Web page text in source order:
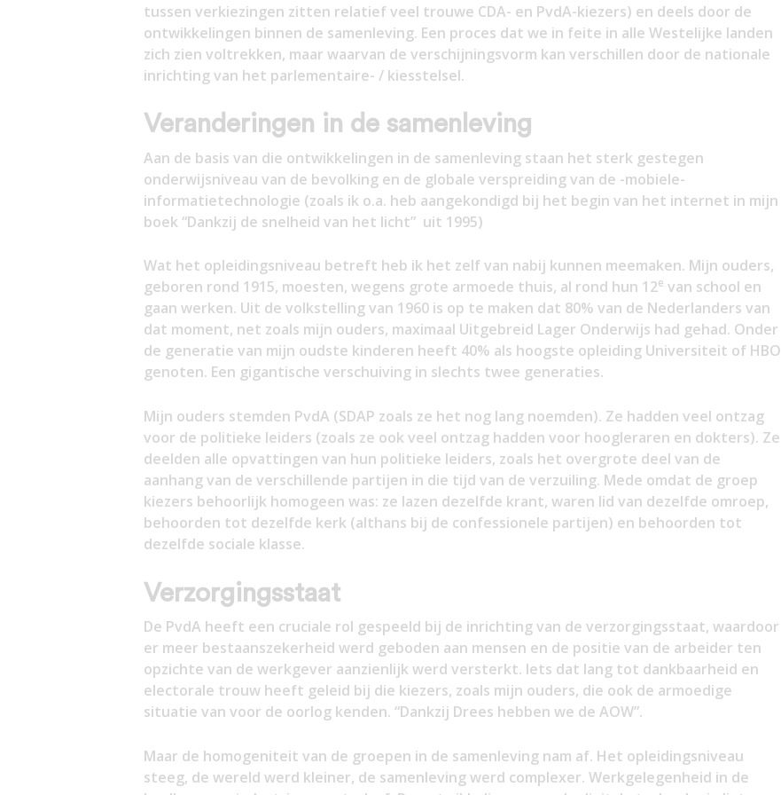
tussen verkiezingen zitten relatief veel trouwe CDA- en PvdA-kiezers) en deels door de
ontwikkelingen binnen de samenleving. Een proces dat we in feite in alle Westelijke landen
zich zien voltrekken, maar waarvan de verschijningsvorm kan verschillen door de nationale
inrichting van het parlementaire- / kiesstelsel.
Veranderingen in de samenleving
Aan de basis van die ontwikkelingen in de samenleving staan het sterk gestegen
onderwijsniveau van de bevolking en de globale verspreiding van de -mobiele-
informatietechnologie (zoals ik o.a. heb aangekondigd bij het begin van het internet in mijn
boek “Dankzij de snelheid van het licht” uit 1995)
Wat het opleidingsniveau betreft heb ik het zelf van nabij kunnen meemaken. Mijn ouders,
geboren rond 1915, moesten, wegens grote armoede thuis, al rond hun 12e van school en
gaan werken. Uit de volkstelling van 1960 is op te maken dat 80% van de Nederlanders van
dat moment, net zoals mijn ouders, maximaal Uitgebreid Lager Onderwijs had gehad. Onder
de generatie van mijn oudste kinderen heeft 40% als hoogste opleiding Universiteit of HBO
genoten. Een gigantische verschuiving in slechts twee generaties.
Mijn ouders stemden PvdA (SDAP zoals ze het nog lang noemden). Ze hadden veel ontzag
voor de politieke leiders (zoals ze ook veel ontzag hadden voor hoogleraren en dokters). Ze
deelden alle opvattingen van hun politieke leiders, zoals het overgrote deel van de
aanhang van de verschillende partijen in die tijd van de verzuiling. Mede omdat de groep
kiezers behoorlijk homogeen was: ze lazen dezelfde krant, waren lid van dezelfde omroep,
behoorden tot dezelfde kerk (althans bij de confessionele partijen) en behoorden tot
dezelfde sociale klasse.
Verzorgingsstaat
De PvdA heeft een cruciale rol gespeeld bij de inrichting van de verzorgingsstaat, waardoor
er meer bestaanszekerheid werd geboden aan mensen en de positie van de arbeider ten
opzichte van de werkgever aanzienlijk werd versterkt. Iets dat lang tot dankbaarheid en
electorale trouw heeft geleid bij die kiezers, zoals mijn ouders, die ook de armoedige
situatie van voor de oorlog kenden. “Dankzij Drees hebben we de AOW”.
Maar de homogeniteit van de groepen in de samenleving nam af. Het opleidingsniveau
steeg, de wereld werd kleiner, de samenleving werd complexer. Werkgelegenheid in de